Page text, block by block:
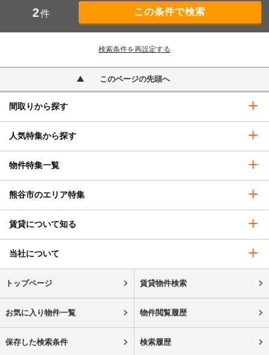
2件
検索条件を再設定する
このページの先頭へ
間取りから探す
人気特集から探す
物件特集一覧
熊谷市のエリア特集
賃貸について知る
当社について
トップページ 賃貸物件検索
お気に入り物件一覧 物件閲覧履歴
保存した検索条件 検索履歴